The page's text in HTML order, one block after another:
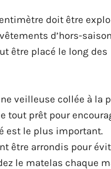
doit être
d’hors-
être placé le long des
veilleuse collée à la
tout prêt pour
est le plus important.
être arrondis pour
le matelas chaque